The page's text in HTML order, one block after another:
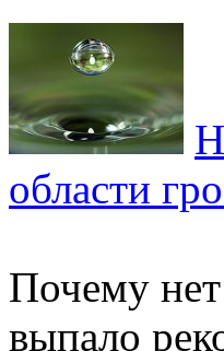
области
Почему
выпало